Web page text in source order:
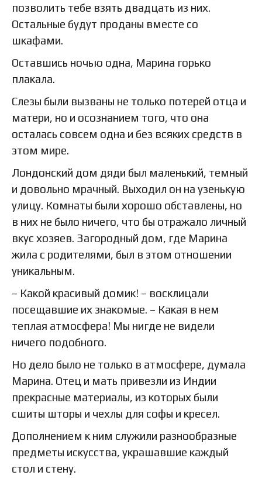
позволить тебе взять двадцать из них.
Остальные будут проданы вместе со
шкафами.
Оставшись ночью одна, Марина горько
плакала.
Слезы были вызваны не только потерей отца и
матери, но и осознанием того, что она
осталась совсем одна и без всяких средств в
этом мире.
Лондонский дом дяди был маленький, темный
и довольно мрачный. Выходил он на узенькую
улицу. Комнаты были хорошо обставлены, но
в них не было ничего, что бы отражало личный
вкус хозяев. Загородный дом, где Марина
жила с родителями, был в этом отношении
уникальным.
– Какой красивый домик! – восклицали
посещавшие их знакомые. – Какая в нем
теплая атмосфера! Мы нигде не видели
ничего подобного.
Но дело было не только в атмосфере, думала
Марина. Отец и мать привезли из Индии
прекрасные материалы, из которых были
сшиты шторы и чехлы для софы и кресел.
Дополнением к ним служили разнообразные
предметы искусства, украшавшие каждый
стол и стену.